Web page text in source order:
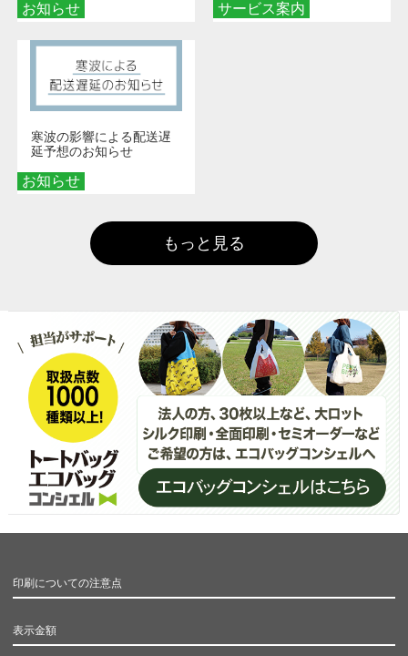
お知らせ サービス案内
お知らせ
寒波の影響による配送遅
延予想のお知らせ
もっと見る
印刷についての注意点
表示金額